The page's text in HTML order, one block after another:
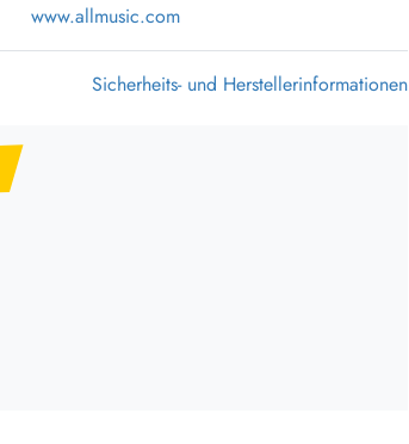
375 Aktion Vinyl Q3 2026
Clouds Hill & Broken Silence-Sommer-Aktion
RSD 2026
www.allmusic.com
Sicherheits- und Herstellerinformationen